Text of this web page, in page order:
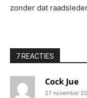
zonder dat
7 REACTIES
Cock Jue
27 november